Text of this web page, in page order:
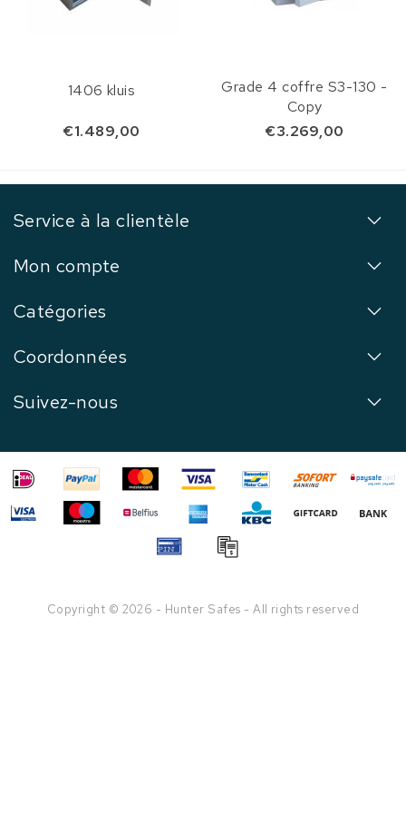
1406 kluis
€1.489,00
Grade 4 coffre S3-130 -
Copy
€3.269,00
Service à la clientèle
Mon compte
Catégories
Coordonnées
Suivez-nous
Copyright © 2026 - Hunter Safes - All rights reserved